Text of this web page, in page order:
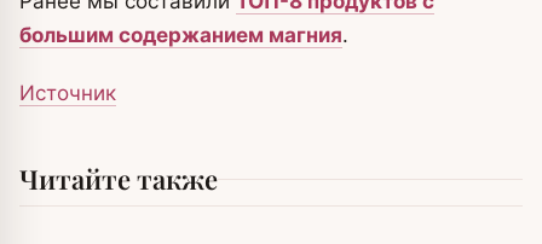
большим содержанием магния.
Источник
Читайте также